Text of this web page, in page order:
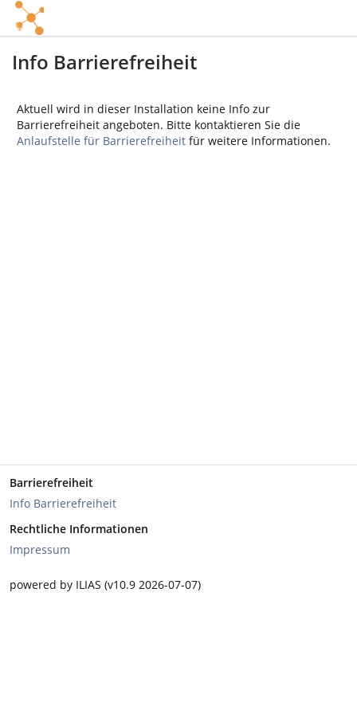
Info Barrierefreiheit
Aktuell wird in dieser Installation keine Info zur
Barrierefreiheit angeboten. Bitte kontaktieren Sie die
Anlaufstelle für Barrierefreiheit für weitere Informationen.
Barrierefreiheit
Info Barrierefreiheit
Rechtliche Informationen
Impressum
powered by ILIAS (v10.9 2026-07-07)